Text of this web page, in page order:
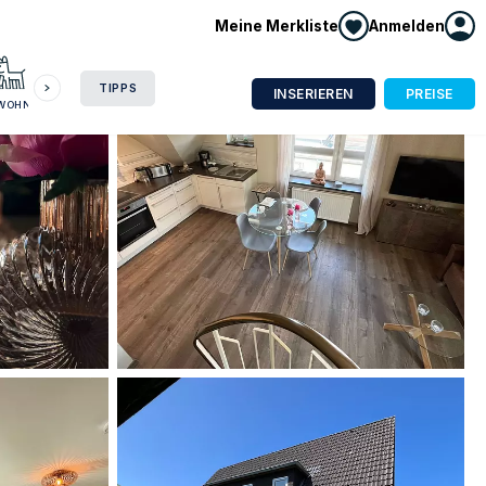
Meine Merkliste Anmelden
TIPPS INSERIEREN PREISE